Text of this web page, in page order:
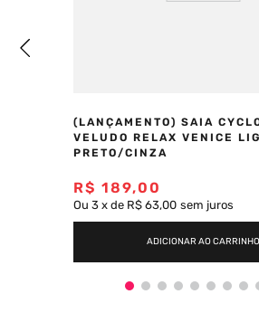
(LANÇAMENTO) SAIA
VELUDO RELAX VENICE
PRETO/CINZA
R$ 189,00
Ou 3 xde R$ 63,00 sem juros
ADICIONAR AO CARRINHO